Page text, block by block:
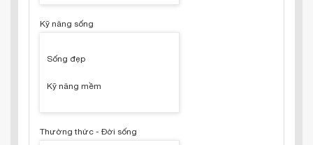
Kỹ năng sống
Sống đẹp
Kỹ năng mềm
Thường thức - Đời sống